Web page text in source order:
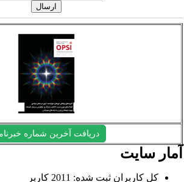
دریافت آخرین شماره خبرنامه
سایت
کل کاربران ثبت شده: 2011 کاربر